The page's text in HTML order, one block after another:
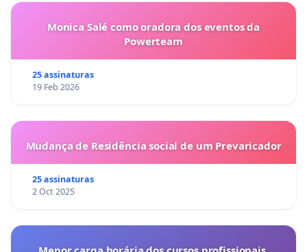
Monica Salé como oradora dos eventos da
Powerteam
25 assinaturas
19 Feb 2026
Mudança de Residência social de um Prevaricador
25 assinaturas
2 Oct 2025